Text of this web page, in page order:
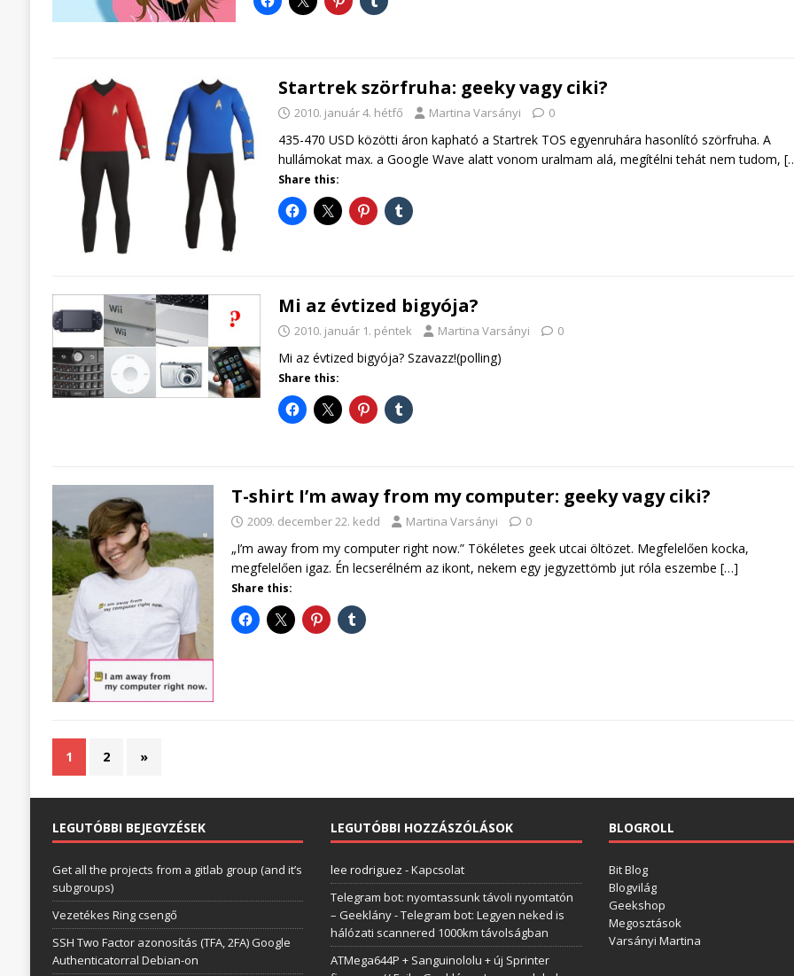
Startrek szörfruha: geeky vagy ciki?
2010. január 4. hétfő Martina Varsányi 0
435-470 USD közötti áron kapható a Startrek TOS egyenruhára hasonlító szörfruha. A
hullámokat max. a Google Wave alatt vonom uralmam alá, megítélni tehát nem tudom,
Share this:
Mi az évtized bigyója?
2010. január 1. péntek Martina Varsányi 0
Mi az évtized bigyója? Szavazz!(polling)
Share this:
T-shirt I’m away from my computer: geeky vagy ciki?
2009. december 22. kedd Martina Varsányi 0
„I’m away from my computer right now.” Tökéletes geek utcai öltözet. Megfelelően kocka,
megfelelően igaz. Én lecserélném az ikont, nekem egy jegyzettömb jut róla eszembe […]
Share this:
1 2 »
LEGUTÓBBI BEJEGYZÉSEK
Get all the projects from a gitlab group (and it’s
subgroups)
Vezetékes Ring csengő
SSH Two Factor azonosítás (TFA, 2FA) Google
Authenticatorral Debian-on
LEGUTÓBBI HOZZÁSZÓLÁSOK
lee rodriguez -Kapcsolat
Telegram bot: nyomtassunk távoli nyomtatón
– Geeklány-Telegram bot: Legyen neked is
hálózati scannered 1000km távolságban
ATMega644P + Sanguinololu + új Sprinter
BLOGROLL
Bit Blog
Blogvilág
Geekshop
Megosztások
Varsányi Martina